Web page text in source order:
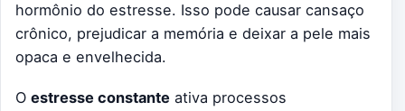
hormônio do estresse. Isso pode causar cansaço
crônico, prejudicar a memória e deixar a pele mais
opaca e envelhecida.
O estresse constante ativa processos